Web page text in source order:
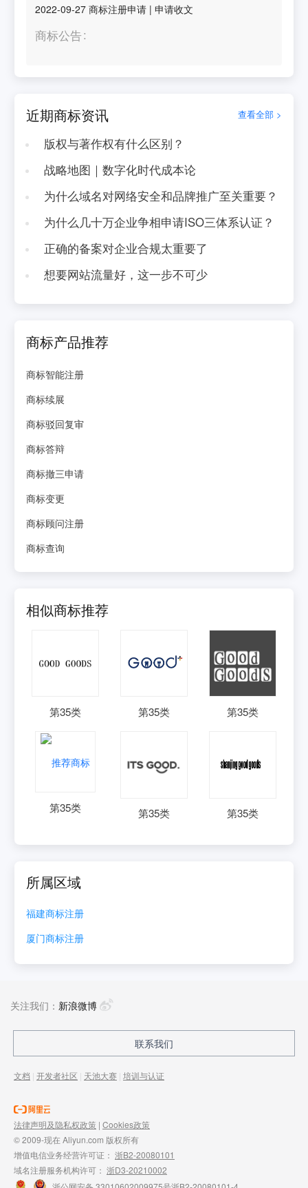
2022-09-27 商标注册申请 |申请收文
商标公告
近期商标资讯 查看全部 >
版权与著作权有什么区别？
战略地图｜数字化时代成本论
为什么域名对网络安全和品牌推广至关重要？
为什么几十万企业争相申请ISO三体系认证？
正确的备案对企业合规太重要了
想要网站流量好，这一步不可少
商标产品推荐
商标智能注册
商标续展
商标驳回复审
商标答辩
商标撤三申请
商标变更
商标顾问注册
商标查询
相似商标推荐
第35类 第35类 第35类
第35类 第35类 第35类
所属区域
福建商标注册
厦门商标注册